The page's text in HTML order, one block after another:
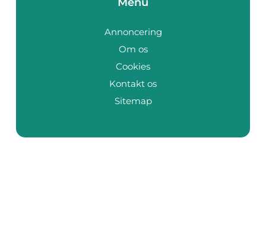
Annoncering
Om os
Cookies
Kontakt os
Sitemap